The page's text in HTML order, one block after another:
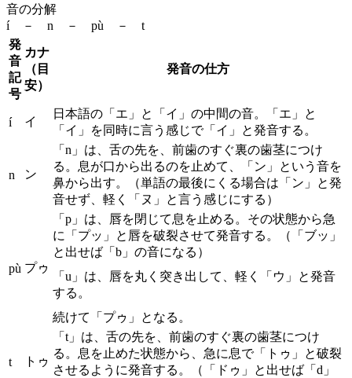
音の分解
í － n － pù － t
発
音
記
号
カナ
（目
安）
発音の仕方
í イ
日本語の「エ」と「イ」の中間の音。「エ」と
「イ」を同時に言う感じで「イ」と発音する。
n ン
「n」は、舌の先を、前歯のすぐ裏の歯茎につけ
る。息が口から出るのを止めて、「ン」という音を
鼻から出す。（単語の最後にくる場合は「ン」と発
音せず、軽く「ヌ」と言う感じにする）
pù プゥ
「p」は、唇を閉じて息を止める。その状態から急
に「プッ」と唇を破裂させて発音する。（「ブッ」
と出せば「b」の音になる）
「u」は、唇を丸く突き出して、軽く「ウ」と発音
する。
続けて「プゥ」となる。
t トゥ
「t」は、舌の先を、前歯のすぐ裏の歯茎につけ
る。息を止めた状態から、急に息で「トゥ」と破裂
させるように発音する。（「ドゥ」と出せば「d」